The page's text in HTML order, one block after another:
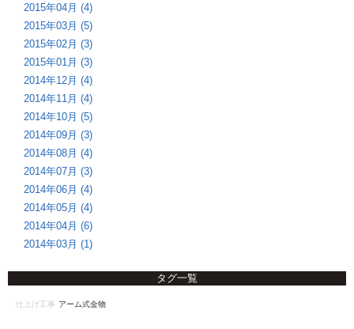
2015年04月 (4)
2015年03月 (5)
2015年02月 (3)
2015年01月 (3)
2014年12月 (4)
2014年11月 (4)
2014年10月 (5)
2014年09月 (3)
2014年08月 (4)
2014年07月 (3)
2014年06月 (4)
2014年05月 (4)
2014年04月 (6)
2014年03月 (1)
タグ一覧
仕上げ工事 アーム式金物